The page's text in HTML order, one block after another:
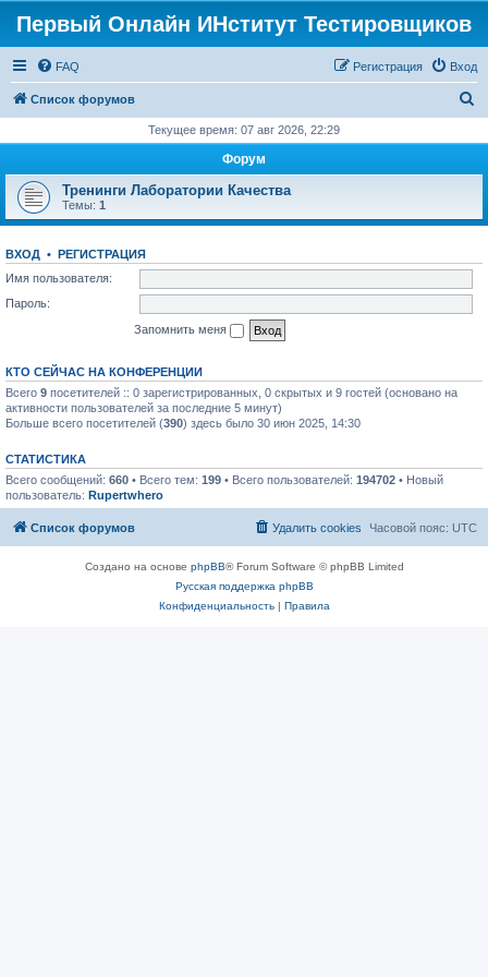
Первый Онлайн ИНститут Тестировщиков
FAQ Вход
Регистрация
Список форумов
с
Текущее время: 07 авг 2026, 22:29
Форум
Тренинги Лаборатории Качества
Темы: 1
ВХОД • РЕГИСТРАЦИЯ
Имя пользователя:
Пароль:
Запомнить меня
КТО СЕЙЧАС НА КОНФЕРЕНЦИИ
Всего 9 посетителей :: 0 зарегистрированных, 0 скрытых и 9 гостей (основано на
активности пользователей за последние 5 минут)
Больше всего посетителей (390) здесь было 30 июн 2025, 14:30
СТАТИСТИКА
Всего сообщений: 660 • Всего тем: 199 • Всего пользователей: 194702 • Новый
пользователь: Rupertwhero
Список форумов Часовой пояс: UTC
Удалить cookies
Создано на основе phpBB® Forum Software © phpBB Limited
Русская поддержка phpBB
Конфиденциальность| Правила